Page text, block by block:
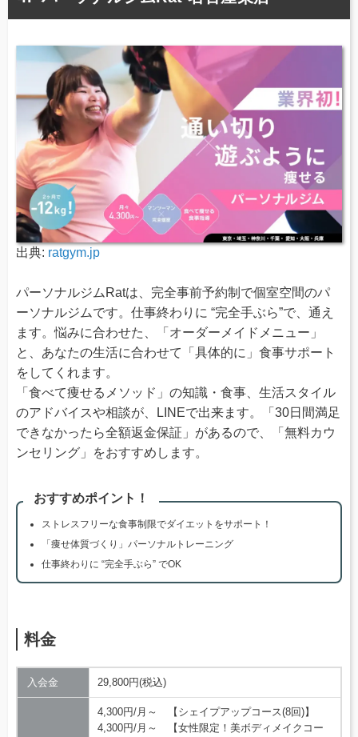
出典: ratgym.jp
パーソナルジムRatは、完全事前予約制で個室空間のパ
ーソナルジムです。仕事終わりに “完全手ぶら”で、通え
ます。悩みに合わせた、「オーダーメイドメニュー」
と、あなたの生活に合わせて「具体的に」食事サポート
をしてくれます。
「食べて痩せるメソッド」の知識・食事、生活スタイル
のアドバイスや相談が、LINEで出来ます。「30日間満足
できなかったら全額返金保証」があるので、「無料カウ
ンセリング」をおすすめします。
おすすめポイント！
ストレスフリーな食事制限でダイエットをサポート！
「痩せ体質づくり」パーソナルトレーニング
仕事終わりに “完全手ぶら” でOK
料金
入会金 29,800円(税込)
4,300円/月～ 【シェイプアップコース(8回)】
4,300円/月～ 【女性限定！美ボディメイクコー